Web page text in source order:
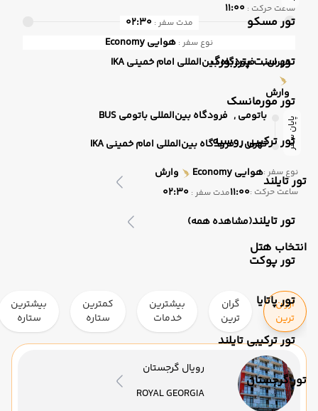
تور مسکو
تور سنت پترزبورگ
تور مورمانسک
تور ترکیبی روسیه
تور تایلند
تور تایلند(مشاهده همه)
تور پوکت
تور پاتایا
تور ترکیبی تایلند
تور گرجستان
ساعت حرکت : 11:00
مدت سفر :02:30
نوع سفر : هوایی
تهران , فرودگاه بین‌المللی امام خمینی IKA
وارش
پایان سفر باتومی , فرودگاه بین‌المللی باتومی BUS
تهران , فرودگاه بین‌المللی امام خمینی IKA
نوع سفر :هوایی وارش
ساعت حرکت :11:00مدت سفر : 02:30
انتخاب هتل
ارزان
ترین
گران
ترین
بیشترین
خدمات
کمترین
ستاره
بیشترین
ستاره
رویال گرجستان
ROYAL GEORGIA